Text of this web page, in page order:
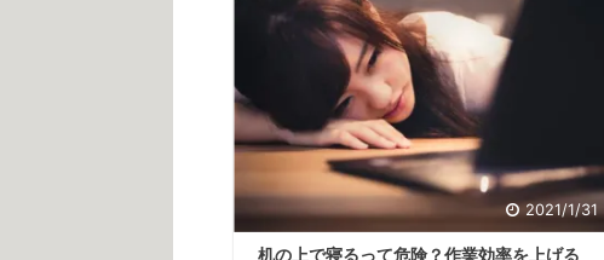
2021/1/31
机の上で寝るって危険？作業効率を上げる